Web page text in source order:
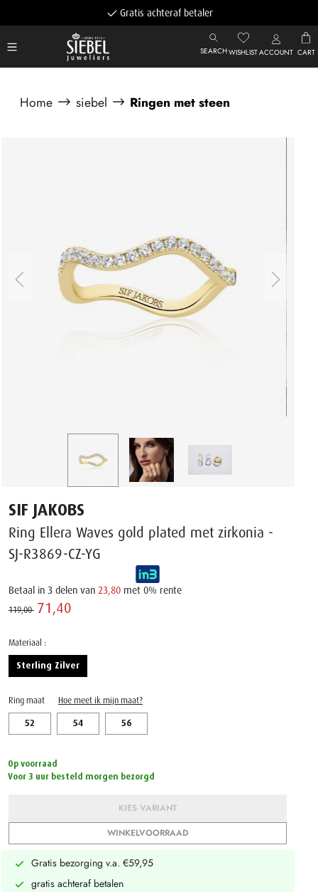
Gratis achteraf betalen
SEARCHWISHLISTACCOUNT CART
Home siebel Ringen met steen
SIF JAKOBS
Ring Ellera Waves gold plated met zirkonia -
SJ-R3869-CZ-YG
Betaal in 3 delen van 23,80 met 0% rente
119,00 ‌ 71,40 ‌
Materiaal :
Sterling Zilver
Ring maat Hoe meet ik mijn maat?
52 54 56
Op voorraad
Voor 3 uur besteld morgen bezorgd
KIES VARIANT
WINKELVOORRAAD
Gratis bezorging v.a. €59,95
gratis achteraf betalen